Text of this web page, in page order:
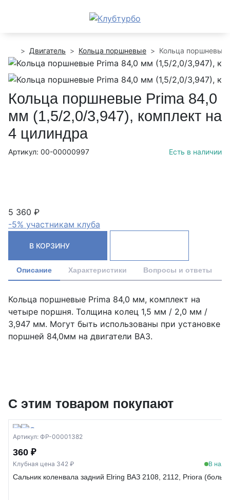
Двигатель Кольца поршневые Кольца поршневые
Кольца поршневые Prima 84,0
мм (1,5/2,0/3,947), комплект на
4 цилиндра
Артикул: 00-00000997 Есть в наличии
5 360 ₽
-5% участникам клуба
В КОРЗИНУ
Описание Характеристики Вопросы и ответы
Кольца поршневые Prima 84,0 мм, комплект на
четыре поршня. Толщина колец 1,5 мм / 2,0 мм /
3,947 мм. Могут быть использованы при установке
поршней 84,0мм на двигатели ВАЗ.
С этим товаром покупают
Артикул: ФР-00001382
360 ₽
Клубная цена 342 ₽ В
Сальник коленвала задний Elring ВАЗ 2108, 2112, Priora